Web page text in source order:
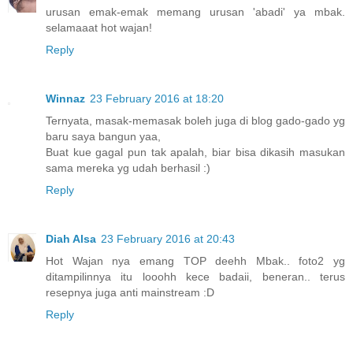
urusan emak-emak memang urusan 'abadi' ya mbak.
selamaaat hot wajan!
Reply
Winnaz 23 February 2016 at 18:20
Ternyata, masak-memasak boleh juga di blog gado-gado yg
baru saya bangun yaa,
Buat kue gagal pun tak apalah, biar bisa dikasih masukan
sama mereka yg udah berhasil :)
Reply
Diah Alsa 23 February 2016 at 20:43
Hot Wajan nya emang TOP deehh Mbak.. foto2 yg
ditampilinnya itu looohh kece badaii, beneran.. terus
resepnya juga anti mainstream :D
Reply